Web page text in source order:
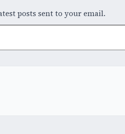
posts sent to your email.